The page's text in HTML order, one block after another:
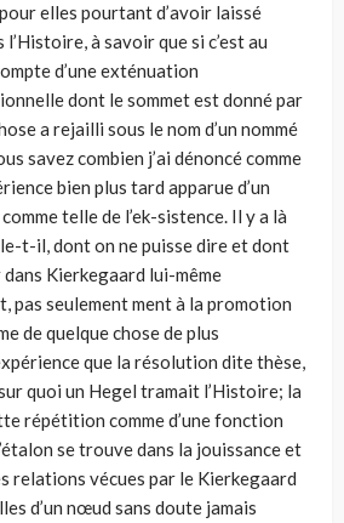
elles pourtant d’avoir laissé
à savoir que si c’est au
d’une exténuation
dont le sommet est donné par
a rejailli sous le nom d’un nommé
savez combien j’ai dénoncé comme
bien plus tard apparue d’un
telle de l’ek-sistence. Il y a là
t-il, dont on ne puisse dire et dont
Kierkegaard lui-même
pas seulement ment à la promotion
de quelque chose de plus
que la résolution dite thèse,
quoi un Hegel tramait l’Histoire; la
répétition comme d’une fonction
se trouve dans la jouissance et
relations vécues par le Kierkegaard
d’un nœud sans doute jamais